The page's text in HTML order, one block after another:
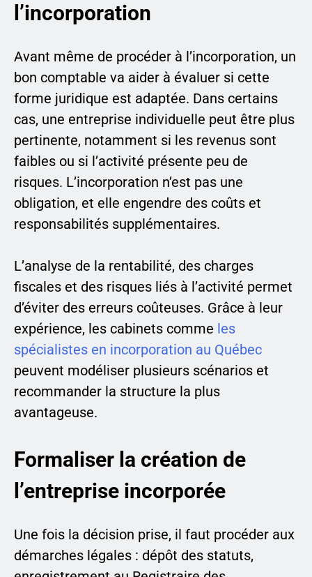
l’incorporation
Avant même de procéder à l’incorporation, un
bon comptable va aider à évaluer si cette
forme juridique est adaptée. Dans certains
cas, une entreprise individuelle peut être plus
pertinente, notamment si les revenus sont
faibles ou si l’activité présente peu de
risques. L’incorporation n’est pas une
obligation, et elle engendre des coûts et
responsabilités supplémentaires.
L’analyse de la rentabilité, des charges
fiscales et des risques liés à l’activité permet
d’éviter des erreurs coûteuses. Grâce à leur
expérience, les cabinets comme les
spécialistes en incorporation au Québec
peuvent modéliser plusieurs scénarios et
recommander la structure la plus
avantageuse.
Formaliser la création de
l’entreprise incorporée
Une fois la décision prise, il faut procéder aux
démarches légales : dépôt des statuts,